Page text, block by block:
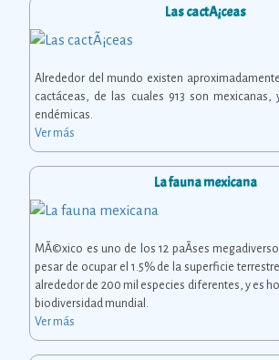
Las cactÃ¡ceas
Alrededor del mundo existen
cactáceas, de las cuales 913 son mexicanas,
endémicas.
Ver más
La fauna mexicana
MÃ©xico es uno de los 12 paÃ­ses
pesar de ocupar el 1.5% de la superficie
alrededor de 200 mil especies diferentes, y es
biodiversidad mundial.
Ver más